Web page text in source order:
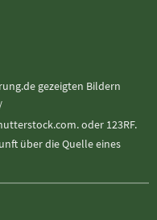
gezeigten Bildern
oder 123RF.
über die Quelle eines